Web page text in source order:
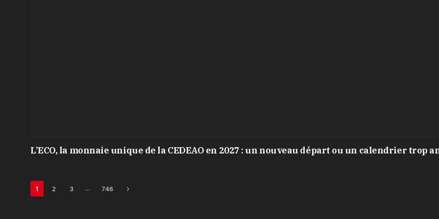
L’ECO, la monnaie unique de la CEDEAO en 2027 : un nouveau départ ou un calendrier trop
1 2 3 … 746 Next